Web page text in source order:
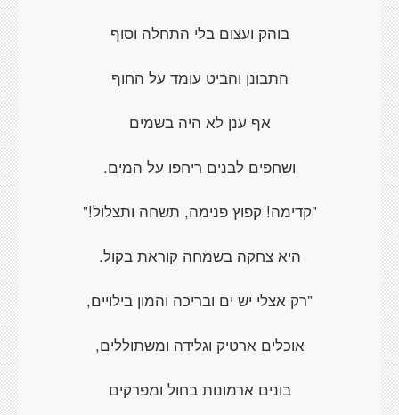
בוהק ועצום בלי התחלה וסוף
התבונן והביט עומד על החוף
אף ענן לא היה בשמים
ושחפים לבנים ריחפו על המים.
"קדימה! קפוץ פנימה, תשחה ותצלול!"
היא צחקה בשמחה קוראת בקול.
"רק אצלי יש ים ובריכה והמון בילויים,
אוכלים ארטיק וגלידה ומשתוללים,
בונים ארמונות בחול ומפרקים